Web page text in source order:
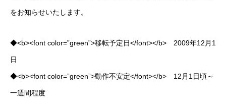
をお知らせいたします。
◆<b><font color=”green”>移転予定日</font></b> 2009年12月1
日
◆<b><font color=”green”>動作不安定</font></b> 12月1日頃～
一週間程度